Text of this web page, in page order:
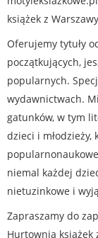
książek z
Oferujemy tytuły
początkujących,
popularnych.
wydawnictwach.
gatunków, w tym
dzieci i młodzieży,
niemal każdej
nietuzinkowe i
Zapraszamy do
Hurtownia książek